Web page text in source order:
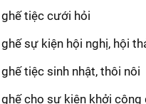
tiệc cưới hỏi
sự kiện hội nghị, hội
tiệc sinh nhật, thôi nôi
ghế cho sự kiện khởi